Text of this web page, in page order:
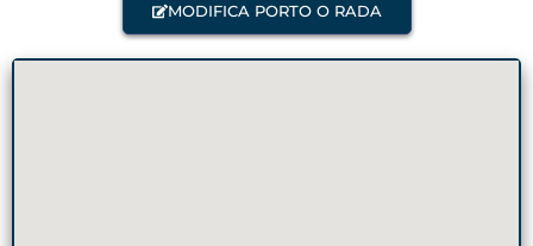
MODIFICA PORTO O RADA